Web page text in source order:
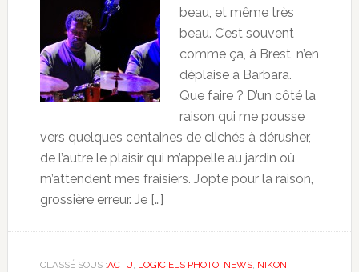
beau, et même très
beau. C’est souvent
comme ça, à Brest, n’en
déplaise à Barbara.
Que faire ? D’un côté la
raison qui me pousse
vers quelques centaines de clichés à dérusher,
de l’autre le plaisir qui m’appelle au jardin où
m’attendent mes fraisiers. J’opte pour la raison,
grossière erreur. Je […]
CLASSÉ SOUS :ACTU LOGICIELS PHOTO, NEWS, NIKON